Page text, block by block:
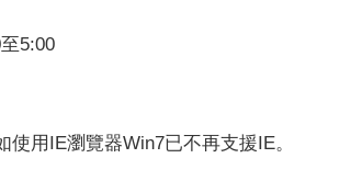
5:00
用IE瀏覽器Win7已不再支援IE。